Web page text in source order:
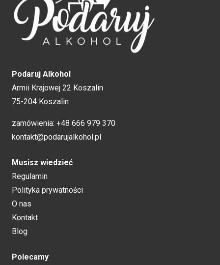
Podaruj Alkohol
Armii Krajowej 22 Koszalin
75-204 Koszalin
zamówienia: +48 666 979 370
kontakt@podarujalkohol.pl
Musisz wiedzieć
Regulamin
Polityka prywatności
O nas
Kontakt
Blog
Polecamy